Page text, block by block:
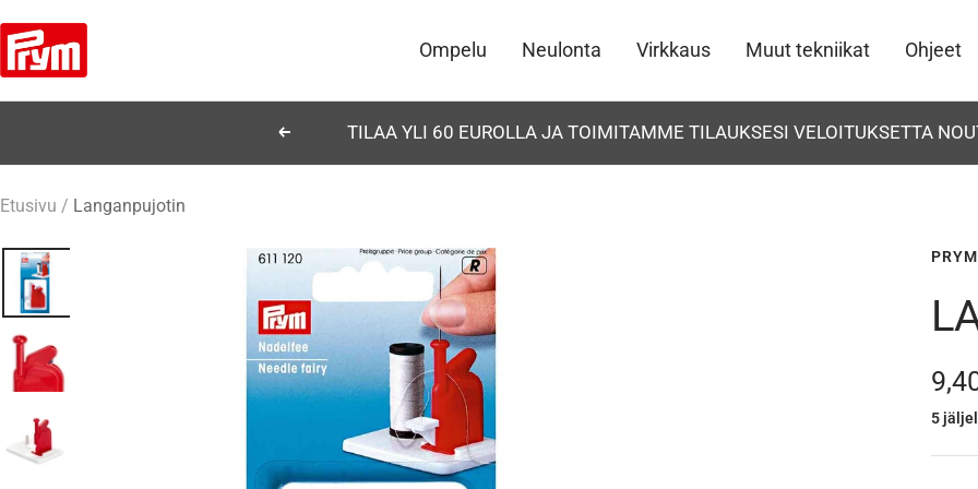
sisältöön
Ompelu Neulonta Virkkaus Muut tekniikat Ohjeet
Prym
EdellinenTILAA YLI 60 EUROLLA JA TOIMITAMME TILAUKSESI VELOITUKSETTA
Etusivu Langanpujotin
PRYM
5